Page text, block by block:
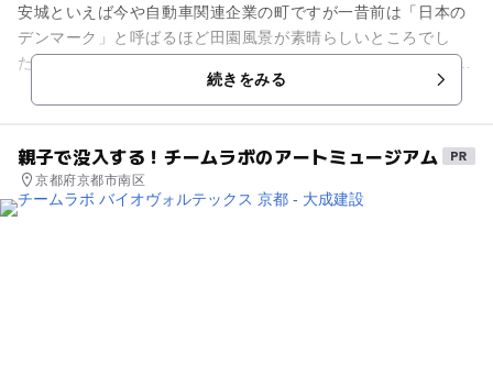
安城といえば今や自動車関連企業の町ですが一昔前は「日本の
デンマーク」と呼ばるほど田園風景が素晴らしいところでし
た。 そこで「デンマーク」→「アンデルセン」→「人魚姫」→
「マーメイドパレス」とい...続きをみる
親子で没入する！チームラボのアートミュージアム
京都府京都市南区